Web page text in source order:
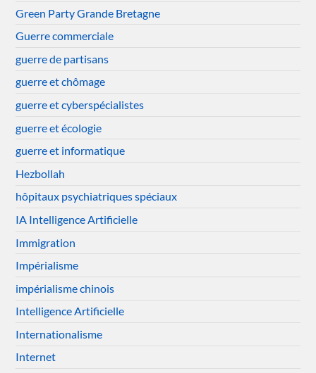
Green Party Grande Bretagne
Guerre commerciale
guerre de partisans
guerre et chômage
guerre et cyberspécialistes
guerre et écologie
guerre et informatique
Hezbollah
hôpitaux psychiatriques spéciaux
IA Intelligence Artificielle
Immigration
Impérialisme
impérialisme chinois
Intelligence Artificielle
Internationalisme
Internet